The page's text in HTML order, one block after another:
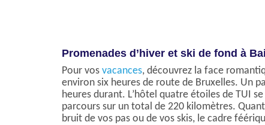
Promenades d’hiver et ski de fond à
Pour vos vacances, découvrez la face
environ six heures de route de Bruxelles. Un
heures durant. L’hôtel quatre étoiles de TUI
parcours sur un total de 220 kilomètres.
bruit de vos pas ou de vos skis, le cadre